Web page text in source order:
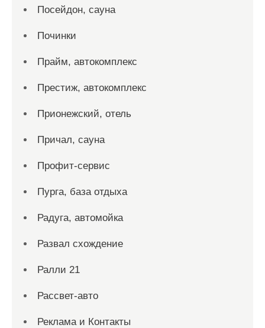
Посейдон, сауна
Починки
Прайм, автокомплекс
Престиж, автокомплекс
Прионежский, отель
Причал, сауна
Профит-сервис
Пурга, база отдыха
Радуга, автомойка
Развал схождение
Ралли 21
Рассвет-авто
Реклама и Контакты